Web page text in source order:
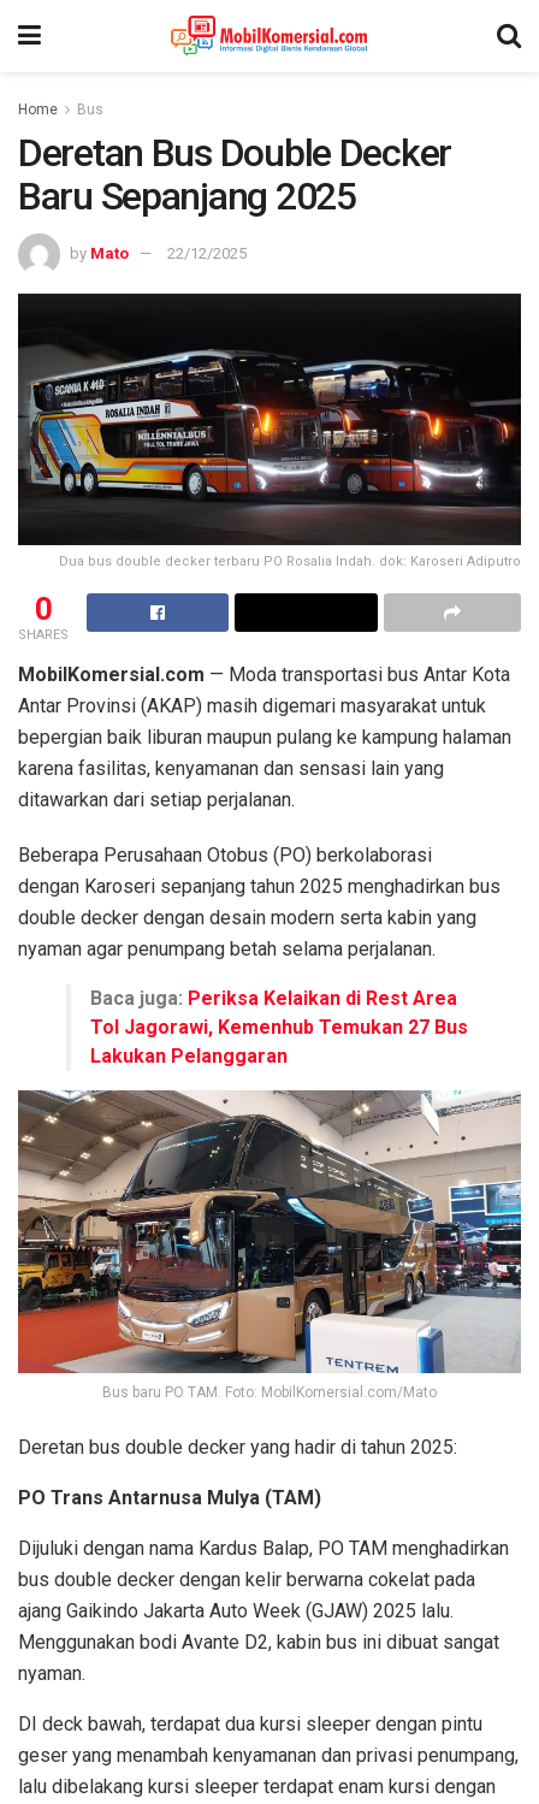
Home Bus
Deretan Bus Double Decker
Baru Sepanjang 2025
by Mato 22/12/2025
Dua bus double decker terbaru PO Rosalia Indah. dok: Karoseri Adiputro
0
SHARES
MobilKomersial.com — Moda transportasi bus Antar Kota
Antar Provinsi (AKAP) masih digemari masyarakat untuk
bepergian baik liburan maupun pulang ke kampung halaman
karena fasilitas, kenyamanan dan sensasi lain yang
ditawarkan dari setiap perjalanan.
Beberapa Perusahaan Otobus (PO) berkolaborasi
dengan Karoseri sepanjang tahun 2025 menghadirkan bus
double decker dengan desain modern serta kabin yang
nyaman agar penumpang betah selama perjalanan.
Baca juga: Periksa Kelaikan di Rest Area
Tol Jagorawi, Kemenhub Temukan 27 Bus
Lakukan Pelanggaran
Bus baru PO TAM. Foto: MobilKomersial.com/Mato
Deretan bus double decker yang hadir di tahun 2025:
PO Trans Antarnusa Mulya (TAM)
Dijuluki dengan nama Kardus Balap, PO TAM menghadirkan
bus double decker dengan kelir berwarna cokelat pada
ajang Gaikindo Jakarta Auto Week (GJAW) 2025 lalu.
Menggunakan bodi Avante D2, kabin bus ini dibuat sangat
nyaman.
DI deck bawah, terdapat dua kursi sleeper dengan pintu
geser yang menambah kenyamanan dan privasi penumpang,
lalu dibelakang kursi sleeper terdapat enam kursi dengan